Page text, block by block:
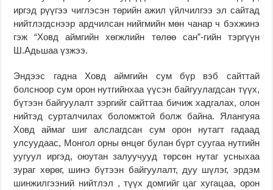
иргэд рүүгээ чиглэсэн төрийн ажил үйлчилгээ эл сайтад
нийтлэгдснээр ардчилсан нийгмийн мөн чанар ч бэхжинэ
гэж “Ховд аймгийн хөгжлийн төлөө сан”-гийн тэргүүн
Ш.Адьшаа үзжээ.
Эндээс гадна Ховд аймгийн сум бүр вэб сайттай
болсноор сум орон нутгийнхаа үүсэн байгуулагдсан түүх,
бүтээн байгуулалт зэргийг сайттаа бичиж хадгалах, олон
нийтэд сурталчилах боломжтой болж байна. Ялангуяа
Ховд аймаг шиг алслагдсан сум орон нутагт гадаад
улсуудаас, Монгол орны өнцөг булан бүрт суугаа нутгийн
уугуул иргэд, оюутан залуучууд төрсөн нутаг усныхаа
зураг хөрөг, шинэ бүтээн байгуулалт, дуу шүлэг, эрдэм
шинжилгээний нийтлэл , түүх домгийг цаг хугацаа, орон